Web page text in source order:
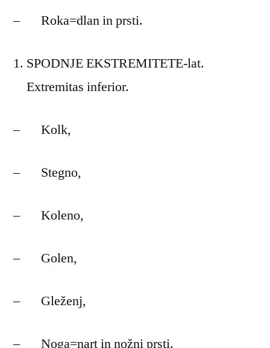
– Roka=dlan in prsti.
SPODNJE EKSTREMITETE-lat.
Extremitas inferior.
– Kolk,
– Stegno,
– Koleno,
– Golen,
– Gleženj,
– Noga=nart in nožni prsti.